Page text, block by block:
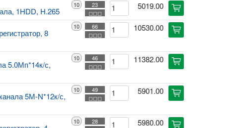
1HDD, H.265
10
23
◻◻◻
5019.00 cart
8
10
66
◻◻◻
10530.00 cart
5.0Мп*14к/с,
10
46
◻◻◻
11382.00 cart
5М-N*12к/с,
10
49
◻◻◻
5901.00 cart
10
28
5980.00 cart